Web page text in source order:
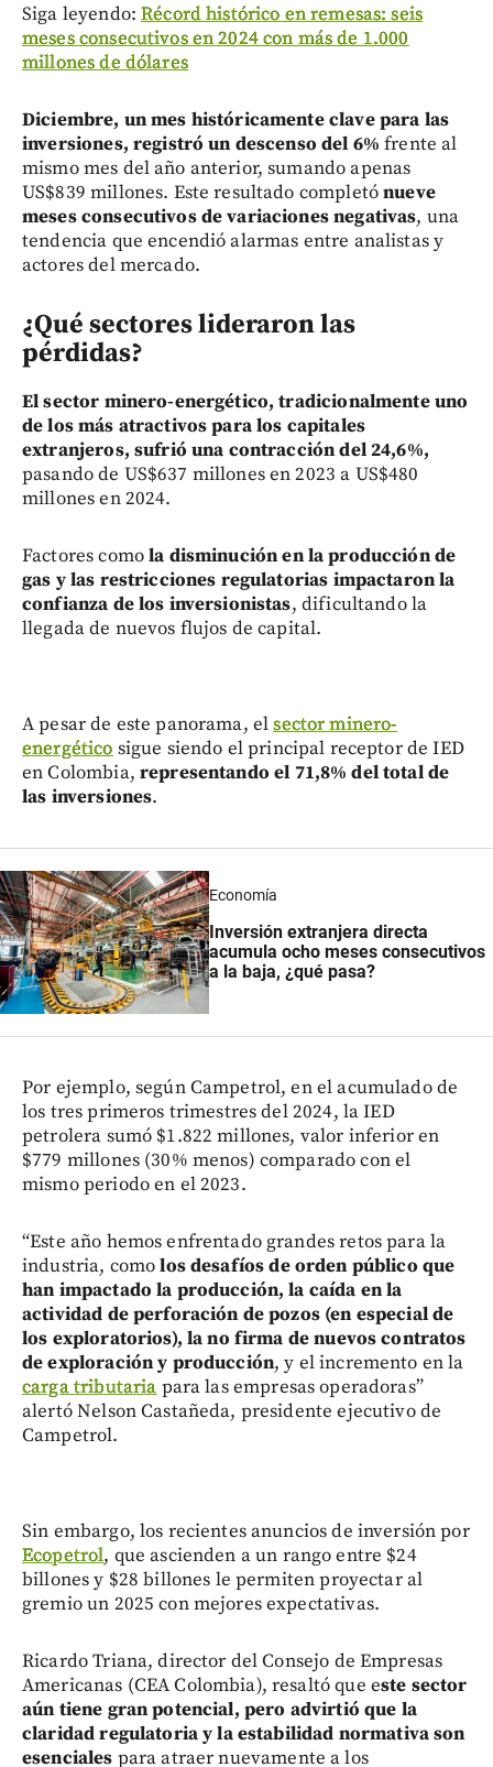
Siga leyendo:Récord histórico en remesas: seis
meses consecutivos en 2024 con más de 1.000
millones de dólares
Diciembre, un mes históricamente clave para las
inversiones, registró un descenso del 6% frente al
mismo mes del año anterior, sumando apenas
US$839 millones. Este resultado completónueve
meses consecutivos de variaciones negativas, una
tendencia que encendió alarmas entre analistas y
actores del mercado.
¿Qué sectores lideraron las
pérdidas?
El sector minero-energético, tradicionalmente uno
de los más atractivos para los capitales
extranjeros, sufrió una contracción del 24,6%,
pasando de US$637 millones en 2023 a US$480
millones en 2024.
Factores comola disminución en la producción de
gas y las restricciones regulatorias impactaron la
confianza de los inversionistas, dificultando la
llegada de nuevos flujos de capital.
A pesar de este panorama, elsector minero-
energético sigue siendo el principal receptor de IED
en Colombia, representando el 71,8% del total de
las inversiones.
Economía
Inversión extranjera directa
acumula ocho meses consecutivos
a la baja, ¿qué pasa?
Por ejemplo, según Campetrol, en el acumulado de
los tres primeros trimestres del 2024, la IED
petrolera sumó $1.822 millones, valor inferior en
$779 millones (30% menos) comparado con el
mismo periodo en el 2023.
“Este año hemos enfrentado grandes retos para la
industria, comolos desafíos de orden público que
han impactado la producción, la caída en la
actividad de perforación de pozos (en especial de
los exploratorios), la no firma de nuevos contratos
de exploración y producción, y el incremento en la
carga tributariapara las empresas operadoras”
alertó Nelson Castañeda, presidente ejecutivo de
Campetrol.
Sin embargo, los recientes anuncios de inversión por
Ecopetrol, que ascienden a un rango entre $24
billones y $28 billones le permiten proyectar al
gremio un 2025 con mejores expectativas.
Ricardo Triana, director del Consejo de Empresas
Americanas (CEA Colombia), resaltó que este sector
aún tiene gran potencial, pero advirtió que la
claridad regulatoria y la estabilidad normativa son
esenciales para atraer nuevamente a los